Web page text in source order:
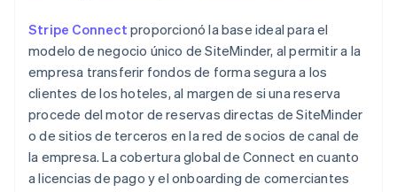
Stripe Connect proporcionó la base ideal para el
modelo de negocio único de SiteMinder, al permitir a la
empresa transferir fondos de forma segura a los
clientes de los hoteles, al margen de si una reserva
procede del motor de reservas directas de SiteMinder
o de sitios de terceros en la red de socios de canal de
la empresa. La cobertura global de Connect en cuanto
a licencias de pago y el onboarding de comerciantes